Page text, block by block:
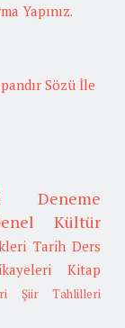
Yapınız.
Sözü İle
Deneme
Kültür
Tarih Ders
Kitap
Şiir Tahlilleri